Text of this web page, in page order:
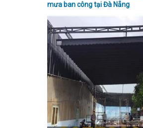
mưa ban công tại Đà Nẵng